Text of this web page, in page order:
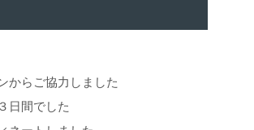
からご協力しました
日間でした